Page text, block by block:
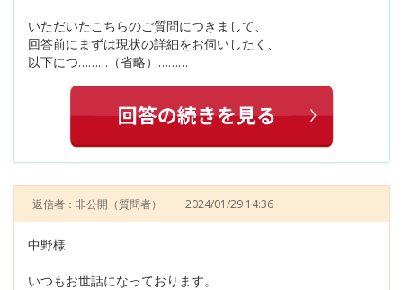
いただいたこちらのご質問につきまして、
回答前にまずは現状の詳細をお伺いしたく、
以下につ………（省略）………
返信者：非公開 （質問者） 2024/01/29 14:36
中野様
いつもお世話になっております。